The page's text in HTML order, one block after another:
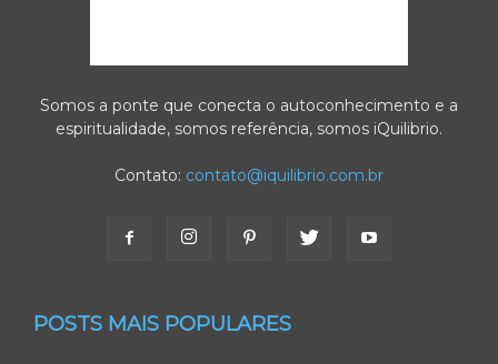
Somos a ponte que conecta o autoconhecimento e a
espiritualidade, somos referência, somos iQuilibrio.
Contato: contato@iquilibrio.com.br
POSTS MAIS POPULARES